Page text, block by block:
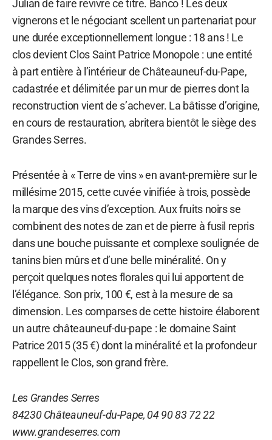
Julian de faire revivre ce titre. Banco ! Les deux
vignerons et le négociant scellent un partenariat pour
une durée exceptionnellement longue : 18 ans ! Le
clos devient Clos Saint Patrice Monopole : une entité
à part entière à l’intérieur de Châteauneuf-du-Pape,
cadastrée et délimitée par un mur de pierres dont la
reconstruction vient de s’achever. La bâtisse d’origine,
en cours de restauration, abritera bientôt le siège des
Grandes Serres.
Présentée à « Terre de vins » en avant-première sur le
millésime 2015, cette cuvée vinifiée à trois, possède
la marque des vins d’exception. Aux fruits noirs se
combinent des notes de zan et de pierre à fusil repris
dans une bouche puissante et complexe soulignée de
tanins bien mûrs et d’une belle minéralité. On y
perçoit quelques notes florales qui lui apportent de
l’élégance. Son prix, 100 €, est à la mesure de sa
dimension. Les comparses de cette histoire élaborent
un autre châteauneuf-du-pape : le domaine Saint
Patrice 2015 (35 €) dont la minéralité et la profondeur
rappellent le Clos, son grand frère.
Les Grandes Serres
84230 Châteauneuf-du-Pape, 04 90 83 72 22
www.grandeserres.com